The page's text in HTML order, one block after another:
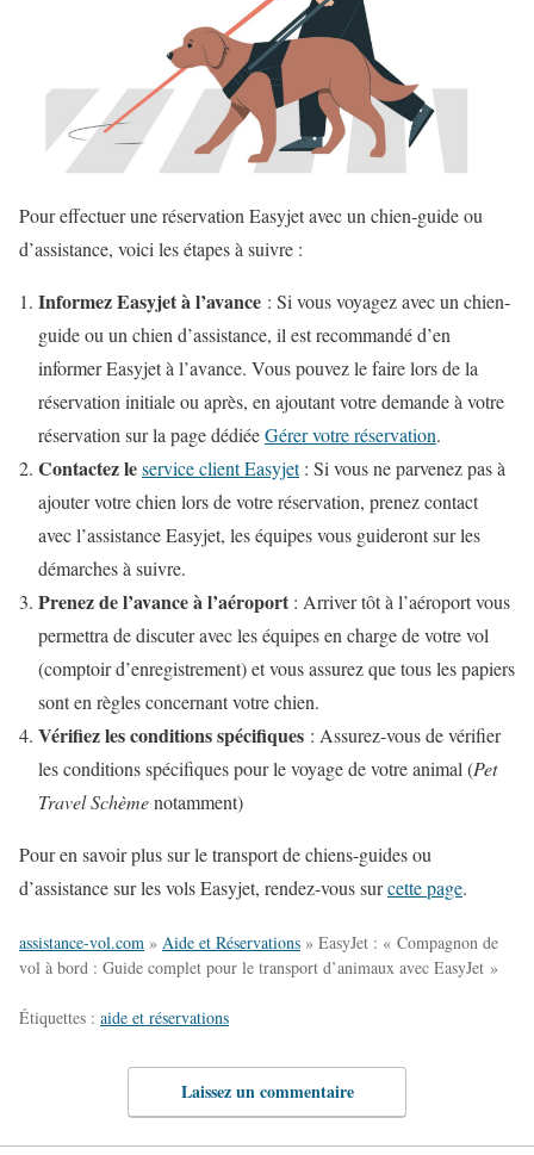
Pour effectuer une réservation Easyjet avec un chien-guide ou
d’assistance, voici les étapes à suivre :
Informez Easyjet à l’avance : Si vous voyagez avec un chien-
guide ou un chien d’assistance, il est recommandé d’en
informer Easyjet à l’avance. Vous pouvez le faire lors de la
réservation initiale ou après, en ajoutant votre demande à votre
réservation sur la page dédiéeGérer votre réservation.
Contactez leservice client Easyjet: Si vous ne parvenez pas à
ajouter votre chien lors de votre réservation, prenez contact
avec l’assistance Easyjet, les équipes vous guideront sur les
démarches à suivre.
Prenez de l’avance à l’aéroport : Arriver tôt à l’aéroport vous
permettra de discuter avec les équipes en charge de votre vol
(comptoir d’enregistrement) et vous assurez que tous les papiers
sont en règles concernant votre chien.
Vérifiez les conditions spécifiques : Assurez-vous de vérifier
les conditions spécifiques pour le voyage de votre animal (Pet
Travel Schèmenotamment)
Pour en savoir plus sur le transport de chiens-guides ou
d’assistance sur les vols Easyjet, rendez-vous surcette page.
assistance-vol.com » Aide et Réservations » EasyJet : « Compagnon de
vol à bord : Guide complet pour le transport d’animaux avec EasyJet »
Étiquettes : aide et réservations
Laissez un commentaire